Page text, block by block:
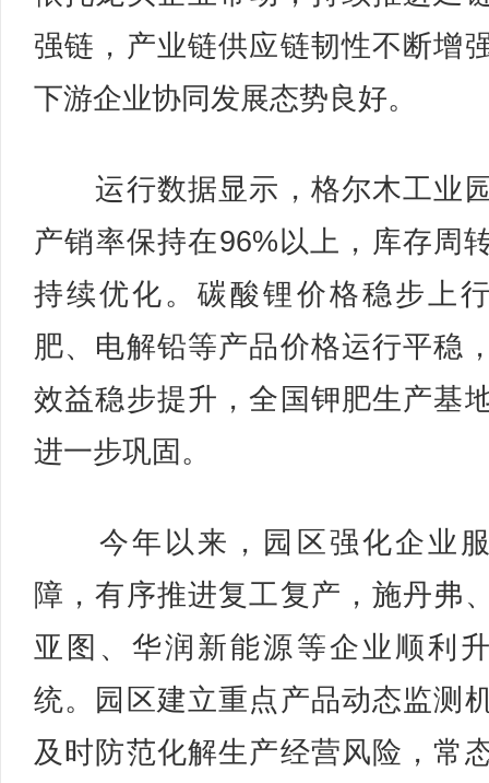
强链，产业链供应链韧性不断增
下游企业协同发展态势良好。
运行数据显示，格尔木工业
产销率保持在96%以上，库存周
持续优化。碳酸锂价格稳步上
肥、电解铅等产品价格运行平稳
效益稳步提升，全国钾肥生产基
进一步巩固。
今年以来，园区强化企业
障，有序推进复工复产，施丹弗
亚图、华润新能源等企业顺利
统。园区建立重点产品动态监测
及时防范化解生产经营风险，常